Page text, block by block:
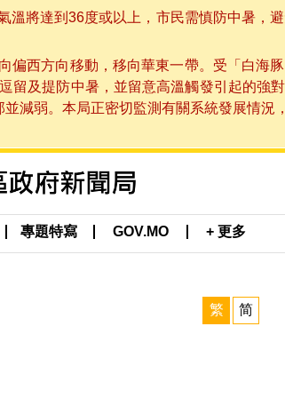
將達到36度或以上，市民需慎防中暑，
西方向移動，移向華東一帶。受「白海
及提防中暑，並留意高溫觸發引起的強
減弱。本局正密切監測有關系統發展情
專題特寫 GOV.MO + 更多
繁 简